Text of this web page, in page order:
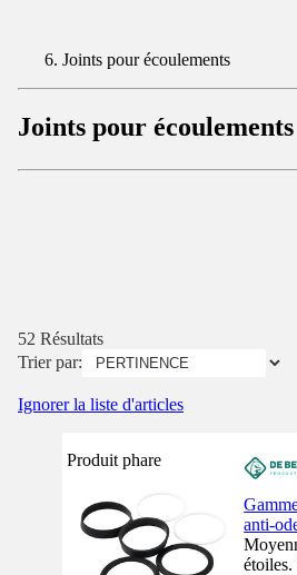
Joints pour écoulements
Joints pour écoulements
52 Résultats
Trier par:
Ignorer la liste d'articles
Produit phare
anti-